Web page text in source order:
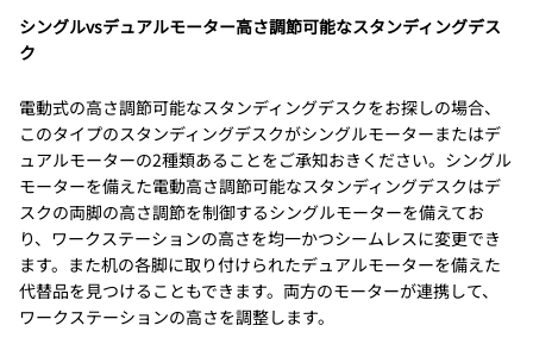
シングルvsデュアルモーター高さ調節可能なスタンディングデス
ク
電動式の高さ調節可能なスタンディングデスクをお探しの場合、
このタイプのスタンディングデスクがシングルモーターまたはデ
ュアルモーターの2種類あることをご承知おきください。シングル
モーターを備えた電動高さ調節可能なスタンディングデスクはデ
スクの両脚の高さ調節を制御するシングルモーターを備えてお
り、ワークステーションの高さを均一かつシームレスに変更でき
ます。また机の各脚に取り付けられたデュアルモーターを備えた
代替品を見つけることもできます。両方のモーターが連携して、
ワークステーションの高さを調整します。